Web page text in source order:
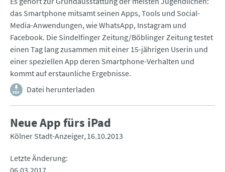
das Smartphone mitsamt seinen Apps, Tools und Social-
Media-Anwendungen, wie WhatsApp, Instagram und
Facebook. Die Sindelfinger Zeitung/Böblinger Zeitung testet
einen Tag lang zusammen mit einer 15-jährigen Userin und
einer speziellen App deren Smartphone-Verhalten und
kommt auf erstaunliche Ergebnisse.
Datei herunterladen
Neue App fürs iPad
Kölner Stadt-Anzeiger 16.10.2013
Letzte Änderung